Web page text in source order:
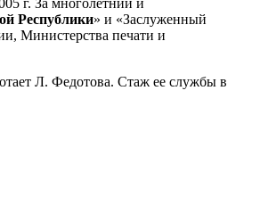
Республики» и «Заслуженный
Министерства печати и
Л. Федотова. Стаж ее службы в